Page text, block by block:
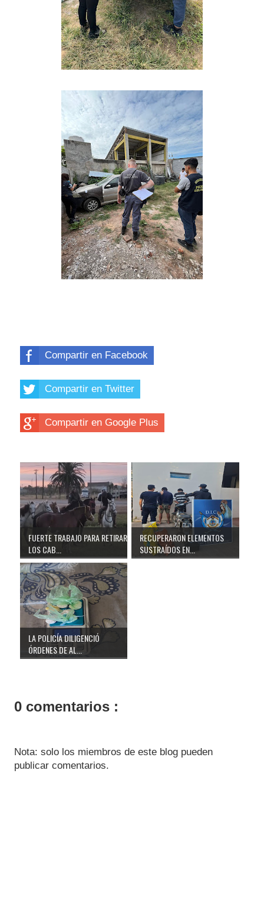
Compartir en Facebook
Compartir en Twitter
Compartir en Google Plus
FUERTE TRABAJO PARA RETIRAR
LOS CAB...
RECUPERARON ELEMENTOS
SUSTRAÍDOS EN...
LA POLICÍA DILIGENCIÓ
ÓRDENES DE AL...
0 comentarios :
Nota: solo los miembros de este blog pueden
publicar comentarios.